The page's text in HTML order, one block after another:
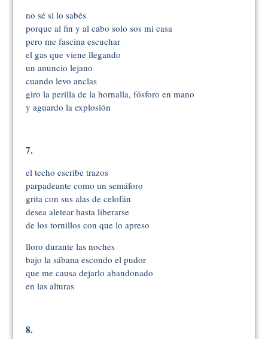
no sé si lo sabés
porque al fin y al cabo solo sos mi casa
pero me fascina escuchar
el gas que viene llegando
un anuncio lejano
cuando levo anclas
giro la perilla de la hornalla, fósforo en mano
y aguardo la explosión
7.
el techo escribe trazos
parpadeante como un semáforo
grita con sus alas de celofán
desea aletear hasta liberarse
de los tornillos con que lo apreso
lloro durante las noches
bajo la sábana escondo el pudor
que me causa dejarlo abandonado
en las alturas
8.